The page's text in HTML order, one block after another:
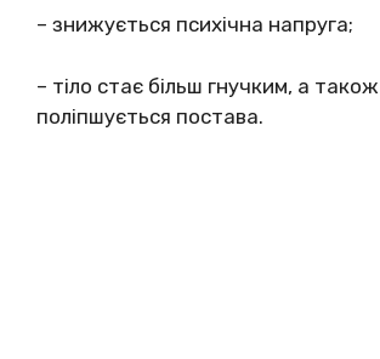
– знижується психічна напруга;
– тіло стає більш гнучким, а також
поліпшується постава.